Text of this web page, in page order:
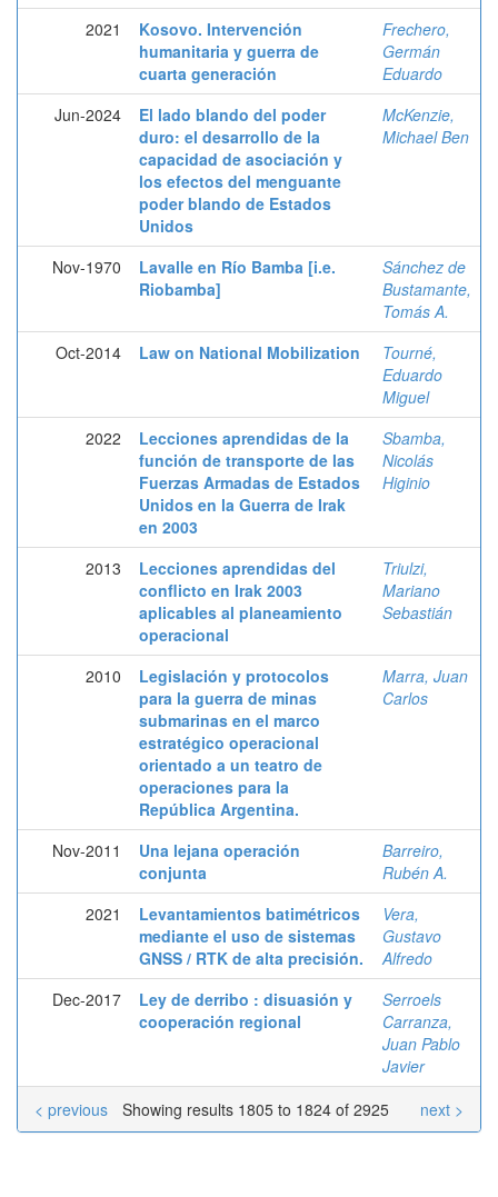
2021
Kosovo. Intervención
humanitaria y guerra de
cuarta generación
Frechero,
Germán
Eduardo
Jun-2024
El lado blando del poder
duro: el desarrollo de la
capacidad de asociación y
los efectos del menguante
poder blando de Estados
Unidos
McKenzie,
Michael Ben
Nov-1970
Lavalle en Río Bamba [i.e.
Riobamba]
Sánchez de
Bustamante,
Tomás A.
Oct-2014
Law on National Mobilization
Tourné,
Eduardo
Miguel
2022
Lecciones aprendidas de la
función de transporte de las
Fuerzas Armadas de Estados
Unidos en la Guerra de Irak
en 2003
Sbamba,
Nicolás
Higinio
2013
Lecciones aprendidas del
conflicto en Irak 2003
aplicables al planeamiento
operacional
Triulzi,
Mariano
Sebastián
2010
Legislación y protocolos
para la guerra de minas
submarinas en el marco
estratégico operacional
orientado a un teatro de
operaciones para la
República Argentina.
Marra, Juan
Carlos
Nov-2011
Una lejana operación
conjunta
Barreiro,
Rubén A.
2021
Levantamientos batimétricos
mediante el uso de sistemas
GNSS / RTK de alta precisión.
Vera,
Gustavo
Alfredo
Dec-2017
Ley de derribo : disuasión y
cooperación regional
Serroels
Carranza,
Juan Pablo
Javier
Showing results 1805 to 1824 of 2925
< previous next >